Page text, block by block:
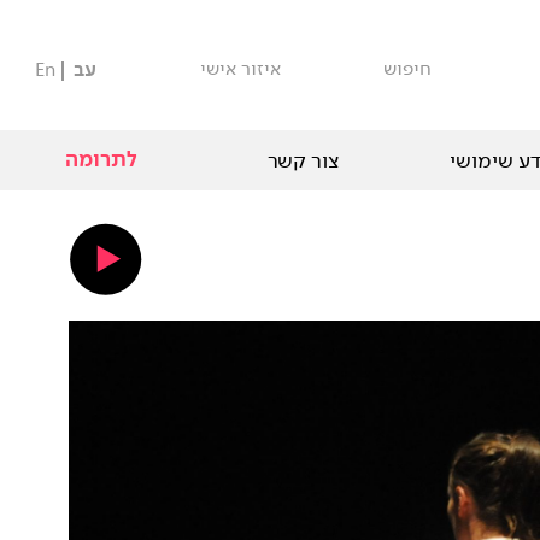
חיפוש איזור אישי עב En
שימושי צור קשר לתרומה